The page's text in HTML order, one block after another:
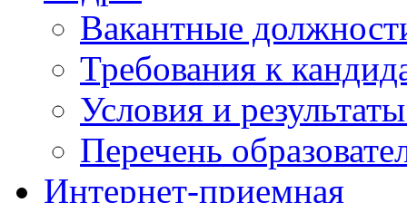
Вакантные
Требования к
Условия и
Перечень
Интернет-приемная